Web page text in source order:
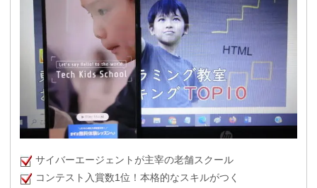
サイバーエージェントが主宰の老舗スクール
コンテスト入賞数1位！本格的なスキルがつく